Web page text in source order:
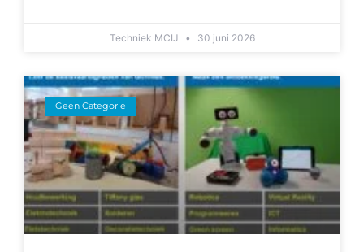
Techniek MCIJ 30 juni 2026
Geen Categorie